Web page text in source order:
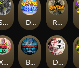
Slayers Inc Dorks of The Deep Rotten
Xmas Drop Bloodthirst Densho